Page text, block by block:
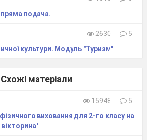
і тато, й мама,
спортивна
портивна сім’я
подача.
2630
5
культури. Модуль "Туризм"
Схожі матеріали
15948
5
виховання для 2-го класу на